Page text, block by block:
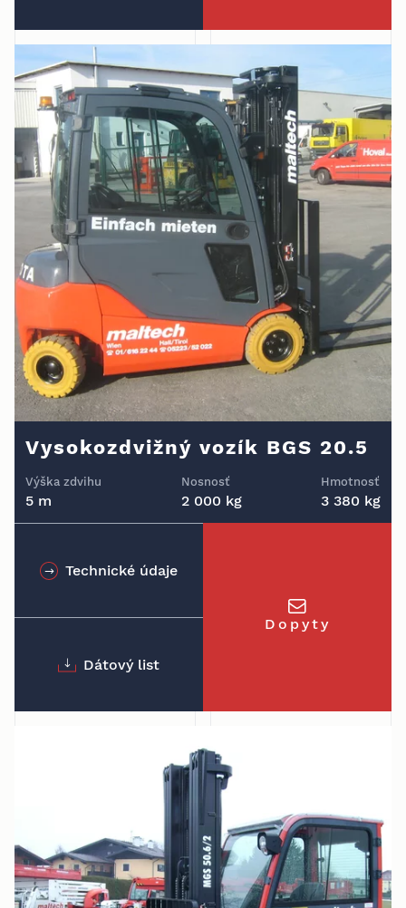
Vysokozdvižný vozík BGS 20.5
Výška zdvihu
5 m
Nosnosť
2 000 kg
Hmotnosť
3 380 kg
Technické údaje
Dátový list
Dopyty